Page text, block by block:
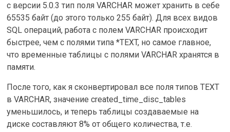
с версии 5.0.3 тип поля VARCHAR может хранить в себе
65535 байт (до этого только 255 байт). Для всех видов
SQL операций, работа с полем VARCHAR происходит
быстрее, чем с полями типа *TEXT, но самое главное,
что временные таблицы с полями VARCHAR хранятся в
памяти.
После того, как я сконвертировал все поля типов TEXT
в VARCHAR, значение created_time_disc_tables
уменьшилось, и теперь таблицы создаваемые на
диске составляют 8% от общего количества, т.е.